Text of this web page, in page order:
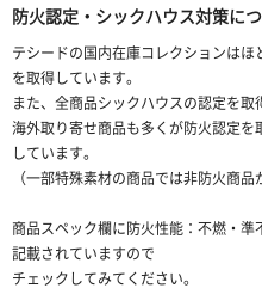
防火認定・シックハウス対策に
テシードの国内在庫コレクションは
を取得しています。
また、全商品シックハウスの認定を取
海外取り寄せ商品も多くが防火認定
しています。
（一部特殊素材の商品では非防火商品
商品スペック欄に防火性能：不燃・
記載されていますので
チェックしてみてください。